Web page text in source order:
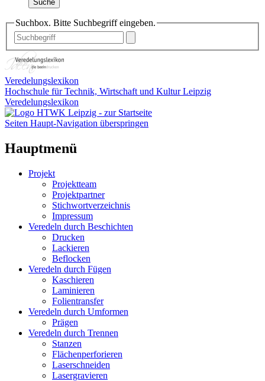
Suche
Suchbox. Bitte Suchbegriff eingeben.
Veredelungslexikon
Hochschule für Technik, Wirtschaft und Kultur Leipzig
Veredelungslexikon
Seiten Haupt-Navigation überspringen
Hauptmenü
Projekt
Projektteam
Projektpartner
Stichwortverzeichnis
Impressum
Veredeln durch Beschichten
Drucken
Lackieren
Beflocken
Veredeln durch Fügen
Kaschieren
Laminieren
Folientransfer
Veredeln durch Umformen
Prägen
Veredeln durch Trennen
Stanzen
Flächenperforieren
Laserschneiden
Lasergravieren